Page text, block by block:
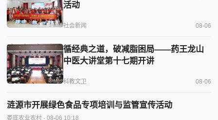
活动
社会新闻 08-06
循经典之道，破减脂困局——药王龙山
中医大讲堂第十七期开讲
科教文卫 08-06
涟源市开展绿色食品专项培训与监管宣传活动
娄底农业农村 · 08-06 10:18